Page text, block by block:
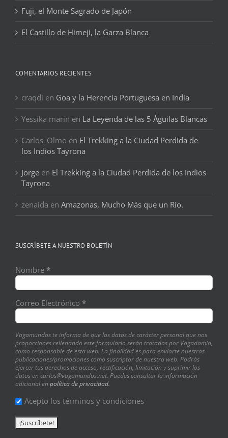
Fuji, el Monte Sagrado de Japón
El Castillo de Himeji, la Garza Blanca
COMENTARIOS RECIENTES
craqdi en Goa y la Herencia Portuguesa en India
Yessika marin en La Leyenda de las 5 Águilas Blancas
Carlos_Olmo en El Trekking a la Ciudad Perdida de
los Indios Tayrona
Jorge en El Trekking a la Ciudad Perdida de los Indios
Tayrona
zenaida en Amazonas, Mucho Más que un Río.
SUSCRÍBETE A NUESTRO BOLETÍN
Nombre *
Correo Electrónico *
Vagamundos te informa de que los datos de carácter personal que nos
proporciones rellenando este formulario serán tratados por Vagadamia,
como responsable de esta web. La finalidad es para enviarte nuestras
publicaciones/promociones como suscriptor de nuestra web. Podrás
ejercer tus derechos de acceso, rectificación, limitación y suprimir los
datos en carlos@vagamundos.net. Puedes consultar la información
adicional en política de privacidad.
Acepto los términos y condiciones